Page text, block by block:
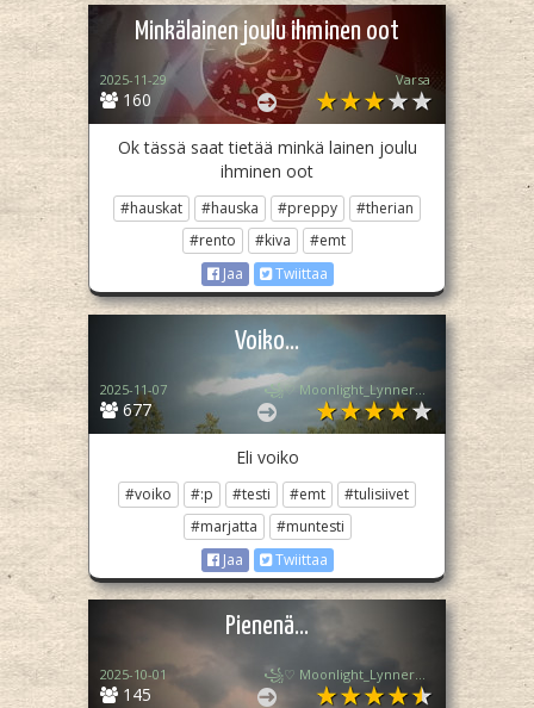
Minkälainen joulu ihminen oot
160
2025-11-29 Varsa
Ok tässä saat tietää minkä lainen joulu
ihminen oot
#hauskat #hauska #preppy
#therian
#rento
#kiva
#emt
Jaa
Twiittaa
Voiko...
677
2025-11-07 ꧁♡ Moonlight_Lynner_Lover ♡꧂
Eli voiko
#voiko #:p #testi #emt
#tulisiivet
#marjatta
#muntesti
Jaa
Twiittaa
Pienenä...
145
2025-10-01 ꧁♡ Moonlight_Lynner_Lover ♡꧂